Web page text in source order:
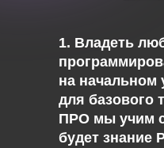
1. Владеть
на начальном
для базового
ПРО мы учим
будет знание